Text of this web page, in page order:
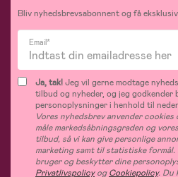
Bliv nyhedsbrevsabonnent og få
Email*
Ja, tak!Jeg vil gerne modtage
tilbud og nyheder, og jeg godkender
personoplysninger i henhold til
Vores nyhedsbrev anvender
måle markedsåbningsgraden og
tilbud, så vi kan give personlige
marketing samt til statistiske
bruger og beskytter dine
PrivatlivspolicyogCookiepolicy. Du